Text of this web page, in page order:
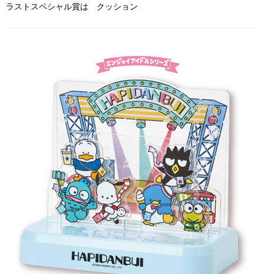
ラストスペシャル賞は クッション